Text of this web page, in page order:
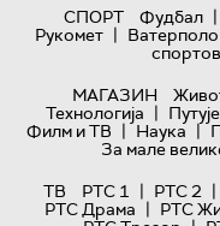
СПОРТ
Фудбал |
Рукомет | Ватерполо
МАГАЗИН
Технологијa |
Филм и ТВ | Наука |
За мале
ТВ
РТС 1 | РТС 2 |
РТС Драма | РТС